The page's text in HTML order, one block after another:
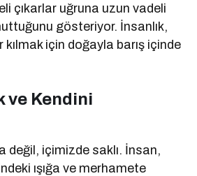
çıkarlar uğruna uzun vadeli
gösteriyor. İnsanlık,
kılmak için doğayla barış içinde
ve Kendini
değil, içimizde saklı. İnsan,
ışığa ve merhamete